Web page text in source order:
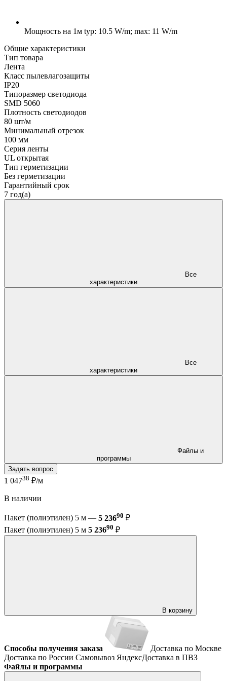
Мощность на 1м typ: 10.5 W/m; max: 11 W/m
Общие характеристики
Тип товара
Лента
Класс пылевлагозащиты
IP20
Типоразмер светодиода
SMD 5060
Плотность светодиодов
80 шт/м
Минимальный отрезок
100 мм
Серия ленты
UL открытая
Тип герметизации
Без герметизации
Гарантийный срок
7 год(а)
характеристики
характеристики
программы
Задать вопрос
1 04738 ₽/м
В наличии
Пакет (полиэтилен) 5 м — 5 23690 ₽
Пакет (полиэтилен) 5 м 5 23690 ₽
В корзину
Способы получения заказа
Доставка по Москве
Доставка по России Самовывоз ЯндексДоставка в ПВЗ
Файлы и программы